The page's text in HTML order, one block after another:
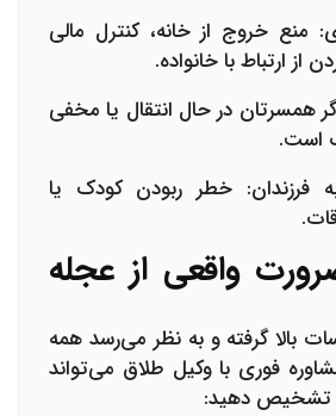
منع خروج از خانه، کنترل مالی
از ارتباط با خانواده.
همسرتان در حال انتقال یا مخفی
است.
فرزندان: خطر ربودن کودک یا
واقعی از عجله
بالا گرفته و به نظر می‌رسد همه
فوری با وکیل طلاق می‌تواند
تشخیص دهید: